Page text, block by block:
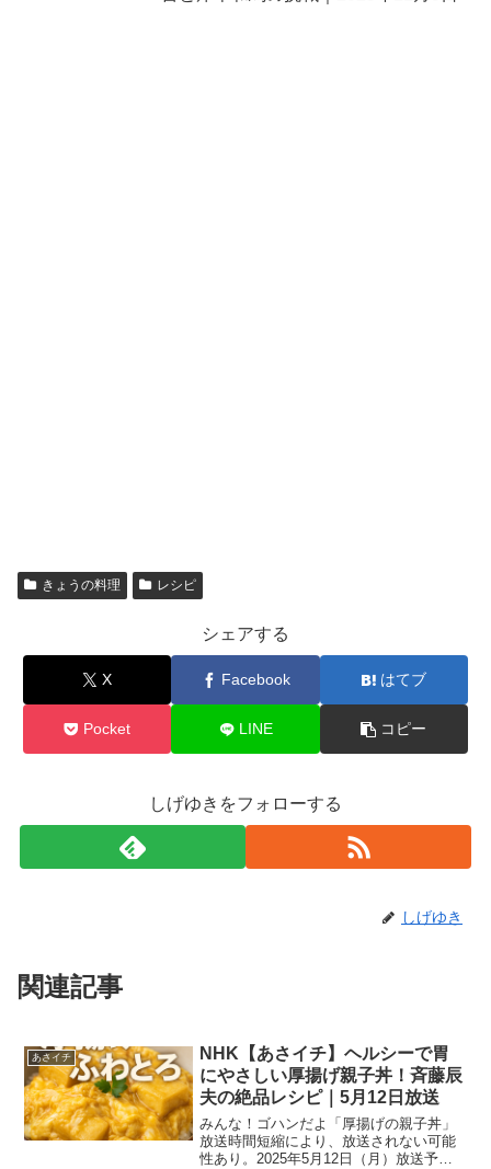
きょうの料理 レシピ
シェアする
X Facebook はてブ
Pocket LINE コピー
しげゆきをフォローする
しげゆき
関連記事
あさイチ
NHK【あさイチ】ヘルシーで胃
にやさしい厚揚げ親子丼！斉藤辰
夫の絶品レシピ｜5月12日放送
みんな！ゴハンだよ「厚揚げの親子丼」
放送時間短縮により、放送されない可能
性あり。2025年5月12日（月）放送予定